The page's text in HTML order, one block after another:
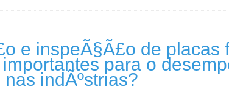
e inspeÃ§Ã£o de placas
para o
indÃºstrias?